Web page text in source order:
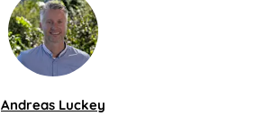
Andreas Luckey